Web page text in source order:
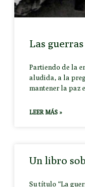
Las
Partiendo de la
aludida, a la
mantener la paz
LEER MÁS »
Un libro
Su título “La